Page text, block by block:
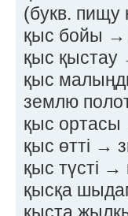
(букв. пищу
қыс бойы →
қыс қыстау
қыс
землю
қыс
қыс өтті →
қыс түсті
қысқа
қыста